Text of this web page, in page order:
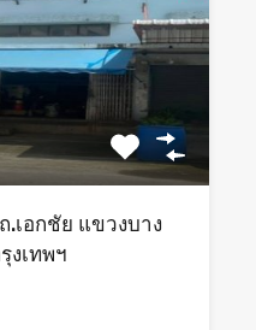
เอกชัย แขวงบาง
งเทพฯ